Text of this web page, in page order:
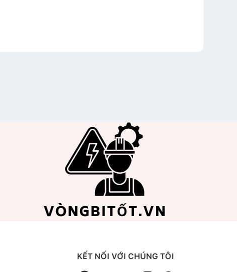
KẾT NỐI VỚI CHÚNG TÔI